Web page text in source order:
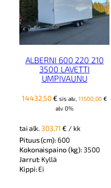
ALBERNI 600 220 210
3500 LAVETTI
UMPIVAUNU
14432,50€ sis alv,11500,00€
alv 0%
tai alk. 303,71€ / kk
Pituus (cm): 600
Kokonaispaino (kg):3500
Jarrut: Kyllä
Kippi:Ei